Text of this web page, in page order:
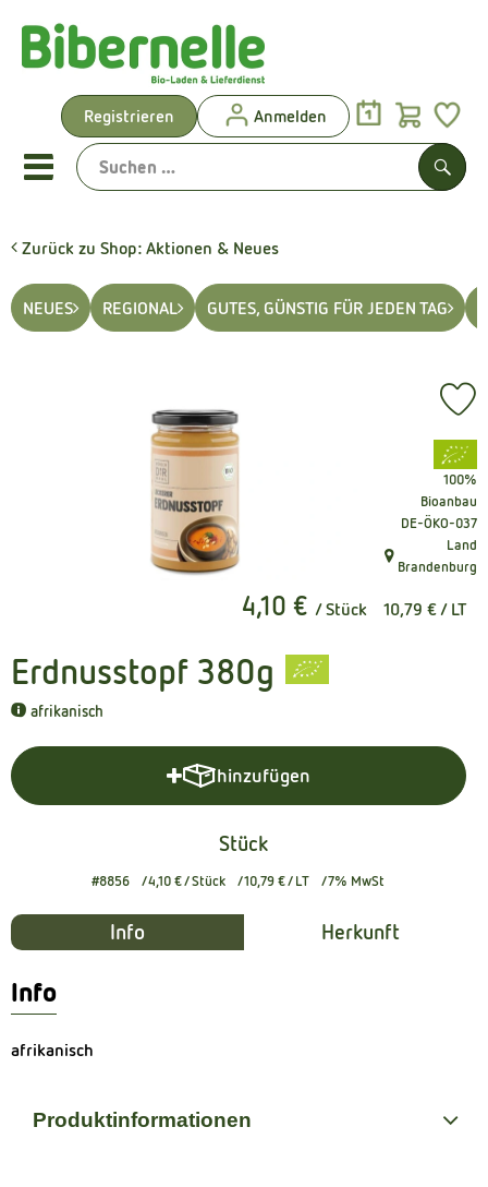
Registrieren Anmelden
Mobiles Menu öffnen oder
Vorgeplante Ökokisten
Shop: Aktionen & Neues
Zurück zu Shop: Aktionen & Neues
NEUES REGIONAL GUTES, GÜNSTIG FÜR JEDEN TAG
Erdnusstopf 380g
afrikanisch
4,10 € / Stück 10,79 €/ LT
, Verband:
100%
Bioanbau
,DE-ÖKO-037
, Herkunft:
Land
Brandenburg
hinzufügen
Produkt zum Warenkorb
Stück
#8856 4,10 €/ Stück 10,79 €/ LT 7% MwSt
Info Herkunft
Info
afrikanisch
Produktinformationen